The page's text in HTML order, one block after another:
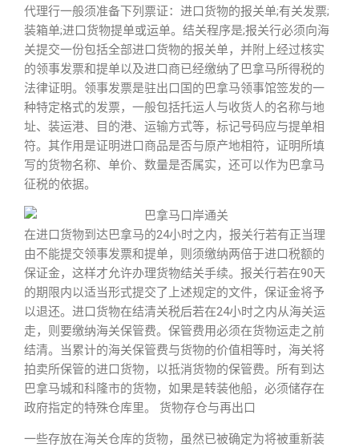
代理行一般须准备下列票证：进口货物的报关单;有关发票;
装箱单;进口货物提单或运单。结关程序是;报关行必须向海
关提交一份包括全部进口货物的报关单，并附上经过核实
的领事发票和提单以及进口商已经缴纳了巴拿马所得税的
法律证明。领事发票是驻出口国的巴拿马领事馆签发的一
种特定格式的发票，一般包括托运人与收货人的名称与地
址、装运港、目的港、运输方式等，标记号码应与提单相
符。其作用是证明进口商品是否与原产地相符，证明所填
写的货物名称、单价、数量是否属实，还可以作为巴拿马
征税的依据。
在进口货物到达巴拿马的24小时之内，报关行若有正当理
由不能提交领事发票和提单，则须缴纳两倍于进口税额的
保证金，这样才允许办理货物结关手续。报关行若在90天
的期限内以适当形式提交了上述规定的文件，保证金将予
以退还。进口货物在结清关税后若在24小时之内从海关运
走，则要缴纳海关保管费。保管费用必须在货物运走之前
结清。当累计的海关保管费与货物的价值相等时，海关将
拍卖所保管的进口货物，以抵消货物的保管费。所有到达
巴拿马城和科隆市的货物，如果是转装他船，必须储存在
政府指定的特殊仓库里。 货物存仓与再出口
一些存放在海关仓库的货物，虽然已被确定为将被重新装